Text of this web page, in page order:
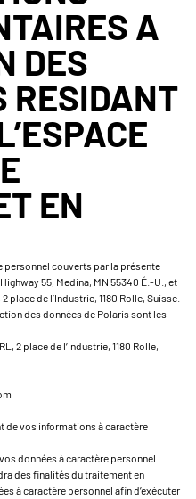
A
DES
RESIDANT
EN
personnel couverts par la présente
55, Medina, MN 55340 É.-U., et
place de l’Industrie, 1180 Rolle, Suisse.
des données de Polaris sont les
2 place de l’Industrie, 1180 Rolle,
de vos informations à caractère
données à caractère personnel
des finalités du traitement en
à caractère personnel afin d’exécuter